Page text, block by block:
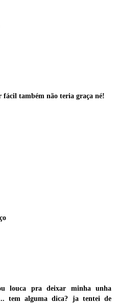
fácil também não teria graça né!
louca pra deixar minha unha
tem alguma dica? ja tentei de